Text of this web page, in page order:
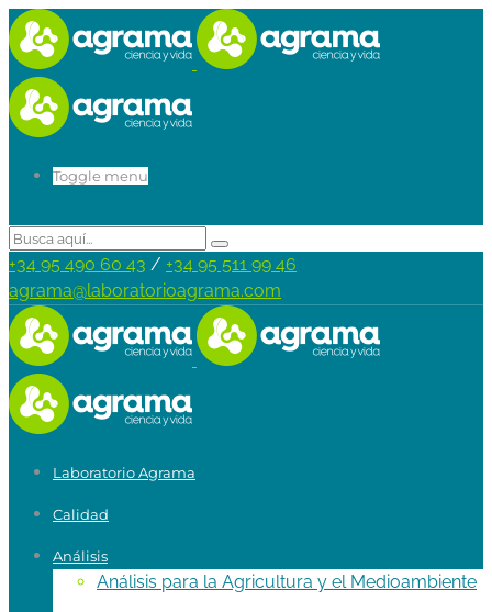
Toggle menu
+34 95 490 60 43 / +34 95 511 99 46
agrama@laboratorioagrama.com
Laboratorio Agrama
Calidad
Análisis
Análisis para la Agricultura y el Medioambiente